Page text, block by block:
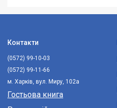
Контакти
(0572) 99-10-03
(0572) 99-11-66
м. Харків, вул. Миру, 102а
Гостьова книга